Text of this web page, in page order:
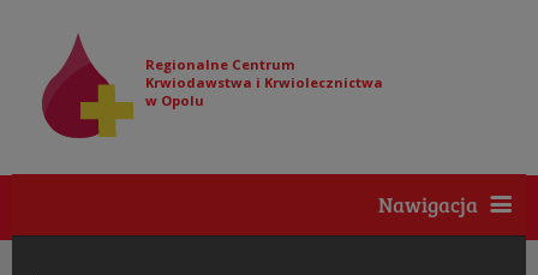
Regionalne Centrum
Krwiodawstwa i Krwiolecznictwa
w Opolu
Nawigacja